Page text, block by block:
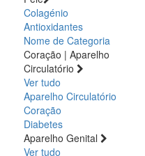
Colagénio
Antioxidantes
Nome de Categoria
Coração | Aparelho
Circulatório
Ver tudo
Aparelho Circulatório
Coração
Diabetes
Aparelho Genital
Ver tudo